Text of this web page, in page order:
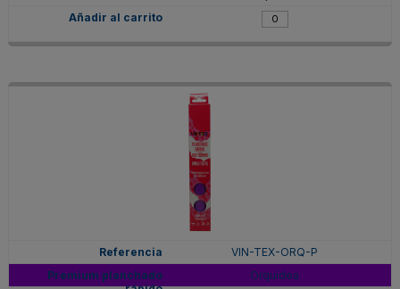
VIN-TEX-ORQ-P
Orquídea